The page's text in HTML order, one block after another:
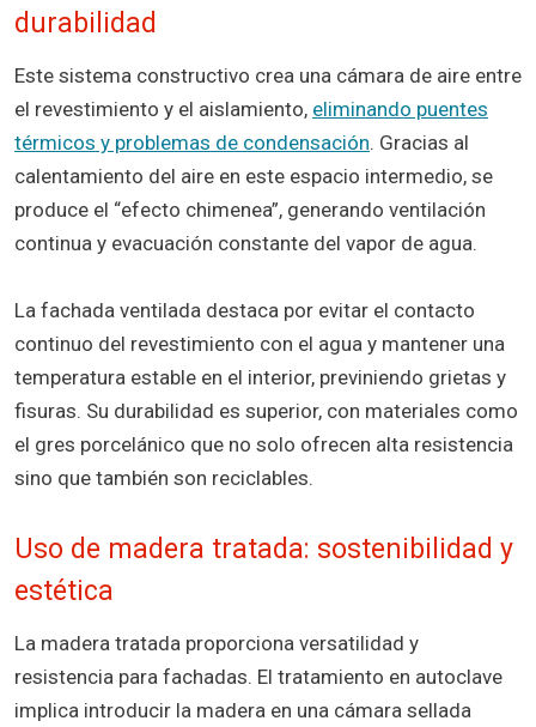
durabilidad
Este sistema constructivo crea una cámara de aire entre
el revestimiento y el aislamiento, eliminando puentes
térmicos y problemas de condensación. Gracias al
calentamiento del aire en este espacio intermedio, se
produce el “efecto chimenea”, generando ventilación
continua y evacuación constante del vapor de agua.
La fachada ventilada destaca por evitar el contacto
continuo del revestimiento con el agua y mantener una
temperatura estable en el interior, previniendo grietas y
fisuras. Su durabilidad es superior, con materiales como
el gres porcelánico que no solo ofrecen alta resistencia
sino que también son reciclables.
Uso de madera tratada: sostenibilidad y
estética
La madera tratada proporciona versatilidad y
resistencia para fachadas. El tratamiento en autoclave
implica introducir la madera en una cámara sellada